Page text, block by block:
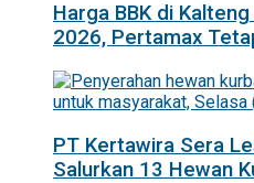
Harga BBK di
2026, Pertamax
PT Kertawira Sera
Salurkan 13 Hewan